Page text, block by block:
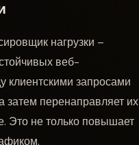
нагрузки –
веб-
клиентскими запросами
перенаправляет их
Это не только повышает